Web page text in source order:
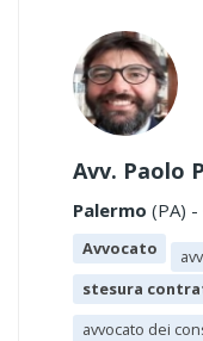
Avv. Paolo
Palermo (PA)
Avvocato
stesura
avvocato dei